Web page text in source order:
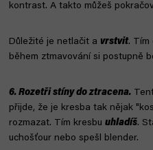
kontrast. A takto můžeš
Důležité je netlačit a vrstvit. Tím
během ztmavování si postupně
6. Rozetři stíny do ztracena.
přijde, že je kresba tak nějak
rozmazat. Tím kresbu uhladíš.
uchošťour nebo spešl blender.